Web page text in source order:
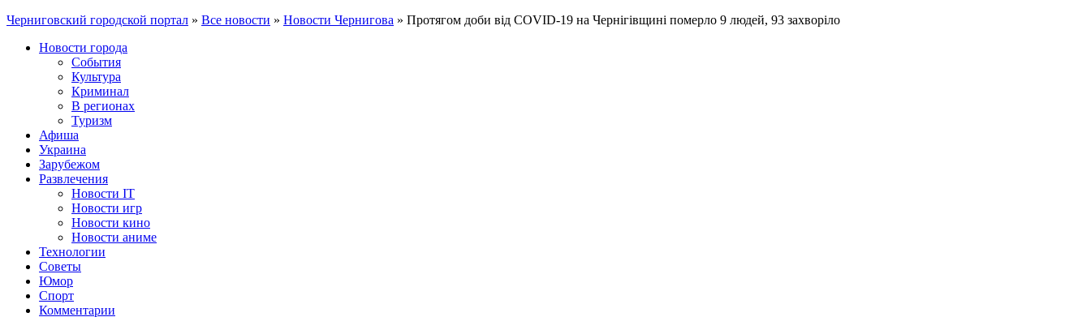
Черниговский городской портал » Все новости » Новости Чернигова » Протягом доби від COVID-19 на Чернігівщині померло 9 людей, 93 захворіло
Новости города
События
Культура
Криминал
В регионах
Туризм
Афиша
Украина
Зарубежом
Развлечения
Новости IT
Новости игр
Новости кино
Новости аниме
Технологии
Советы
Юмор
Спорт
Комментарии